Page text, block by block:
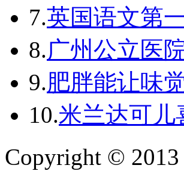
7.英国语文第
8.广州公立医
9.肥胖能让味
10.米兰达可儿
Copyright © 2013